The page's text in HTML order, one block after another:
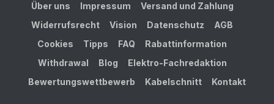
Über uns Impressum
Versand und Zahlung
Widerrufsrecht
Vision Datenschutz
AGB
Cookies
Tipps FAQ
Rabattinformation
Withdrawal
Blog
Elektro-Fachredaktion
Bewertungswettbewerb
Kabelschnitt Kontakt